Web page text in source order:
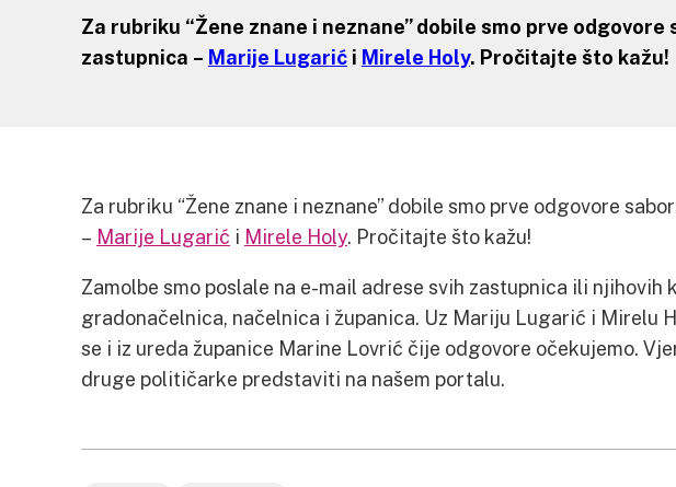
Za rubriku “Žene znane i neznane” dobile smo prve odgovore
zastupnica – Marije Lugarić i Mirele Holy. Pročitajte što kažu!
Za rubriku “Žene znane i neznane” dobile smo prve odgovore
– Marije Lugarić i Mirele Holy. Pročitajte što kažu!
Zamolbe smo poslale na e-mail adrese svih zastupnica ili njihovih
gradonačelnica, načelnica i županica. Uz Mariju Lugarić i Mirelu
se i iz ureda županice Marine Lovrić čije odgovore očekujemo.
druge političarke predstaviti na našem portalu.